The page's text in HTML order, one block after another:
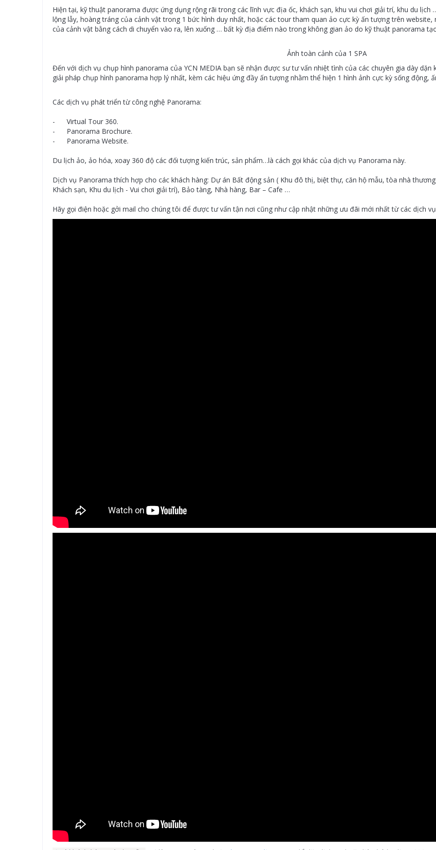
Hiện tại, kỹ thuật panorama được ứng dụng rộng rãi trong các lĩnh vực địa ốc, khách sạn, khu vui chơi giải trí, khu du
lộng lẫy, hoàng tráng của cảnh vật trong 1 bức hình duy nhất, hoặc các tour tham quan ảo cực kỳ ấn tượng trên
của cảnh vật bằng cách di chuyển vào ra, lên xuống … bất kỳ địa điểm nào trong không gian ảo do kỹ thuật panorama
Ảnh toàn cảnh của 1 SPA
Đến với dịch vụ chụp hình panorama của YCN MEDIA bạn sẽ nhận được sư tư vấn nhiệt tình của các chuyên gia dày
giải pháp chụp hình panorama hợp lý nhất, kèm các hiệu ứng đầy ấn tượng nhằm thể hiện 1 hình ảnh cực kỳ sống động,
Các dịch vụ phát triển từ công nghệ Panorama:
- Virtual Tour 360.
- Panorama Brochure.
- Panorama Website.
Du lịch ảo, ảo hóa, xoay 360 độ các đối tượng kiến trúc, sản phẩm…là cách gọi khác của dịch vụ Panorama này.
Dịch vụ Panorama thích hợp cho các khách hàng: Dự án Bất động sản ( Khu đô thị, biệt thự, căn hộ mẫu, tòa nhà
Khách sạn, Khu du lịch - Vui chơi giải trí), Bảo tàng, Nhà hàng, Bar – Cafe …
Hãy gọi điện hoặc gởi mail cho chúng tôi để được tư vấn tận nơi cũng như cập nhật những ưu đãi mới nhất từ các dịch